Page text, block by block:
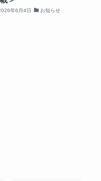
年6月4日 お知らせ